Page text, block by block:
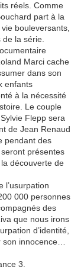
réels. Comme
part à la
bouleversants,
la série.
Marci cache
dans son
enfants
à la nécessité
Le couple
Flepp sera
de Jean Renaud
pendant des
présentes
découverte de
l’usurpation
000 personnes
des
que nous irons
d’identité,
son innocence…
3.